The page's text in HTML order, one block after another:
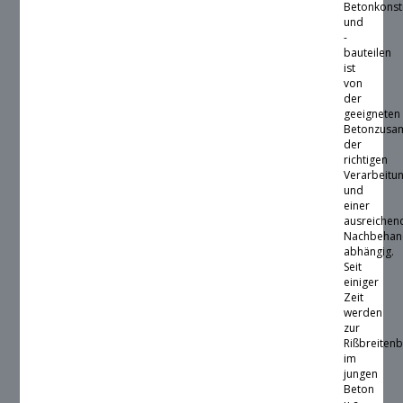
und
-
bauteilen
ist
von
der
geeigneten
der
richtigen
und
einer
abhängig.
Seit
einiger
Zeit
werden
zur
im
jungen
Beton